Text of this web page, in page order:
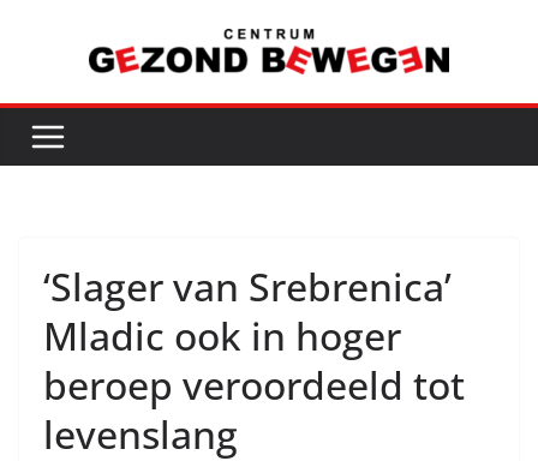
inhoud
‘Slager van Srebrenica’
Mladic ook in hoger
beroep veroordeeld tot
levenslang